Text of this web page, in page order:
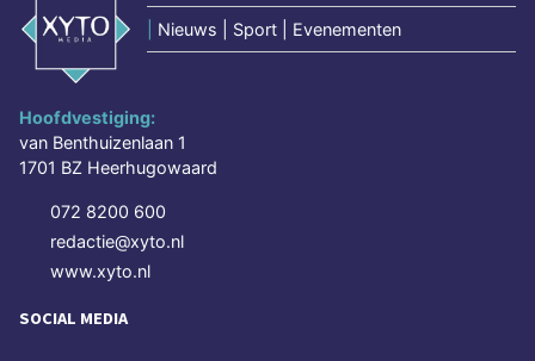
Nieuws | Sport | Evenementen
Hoofdvestiging:
van Benthuizenlaan 1
1701 BZ Heerhugowaard
072 8200 600
redactie@xyto.nl
www.xyto.nl
SOCIAL MEDIA